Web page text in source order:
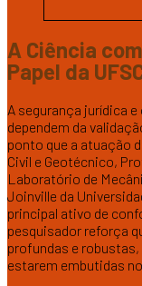
A Ciência
Papel da
A segurança jurídica
dependem da
ponto que a atuação
Civil e Geotécnico,
Laboratório de
Joinville da
principal ativo de
pesquisador reforça
profundas e
estarem embutidas